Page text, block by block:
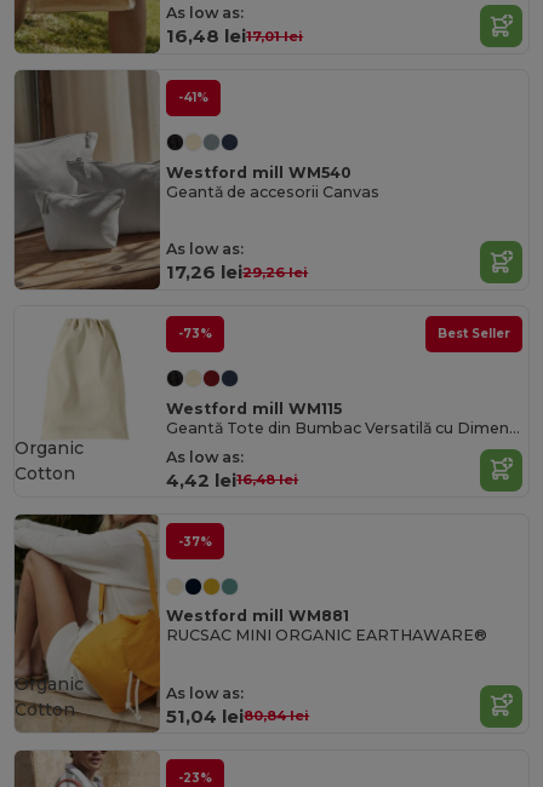
As low as:
16,48 lei17,01 lei
-41%
Westford mill WM540
Geantă de accesorii Canvas
As low as:
17,26 lei29,26 lei
-73% Best Seller
Westford mill WM115
Geantă Tote din Bumbac Versatilă cu Dimensiuni Personalizabile
As low as:
4,42 lei16,48 lei
Organic
Cotton
-37%
Westford mill WM881
RUCSAC MINI ORGANIC EARTHAWARE®
As low as:
51,04 lei80,84 lei
Organic
Cotton
-23%